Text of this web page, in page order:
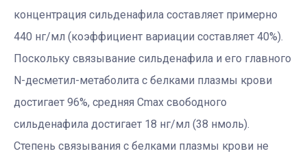
концентрация сильденафила составляет примерно
440 нг/мл (коэффициент вариации составляет 40%).
Поскольку связывание сильденафила и его главного
N-десметил-метаболита с белками плазмы крови
достигает 96%, средняя Cmax свободного
сильденафила достигает 18 нг/мл (38 нмоль).
Степень связывания с белками плазмы крови не